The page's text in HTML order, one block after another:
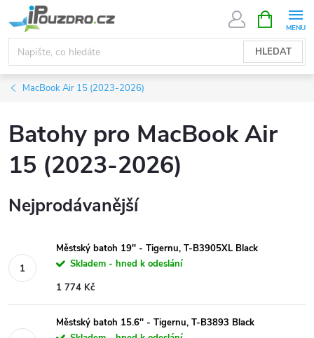
na
obsah
HLEDAT
NÁKUPNÍ
KOŠÍK
MacBook Air 15 (2023-2026)
Batohy pro MacBook Air
15 (2023-2026)
Nejprodávanější
Městský batoh 19'' - Tigernu, T-B3905XL Black
Skladem - hned k odeslání
1 774 Kč
Městský batoh 15.6'' - Tigernu, T-B3893 Black